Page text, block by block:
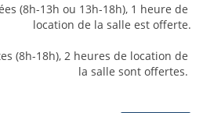
(8h-13h ou 13h-18h), 1 heure de
location de la salle est offerte.
(8h-18h), 2 heures de location de
la salle sont offertes.